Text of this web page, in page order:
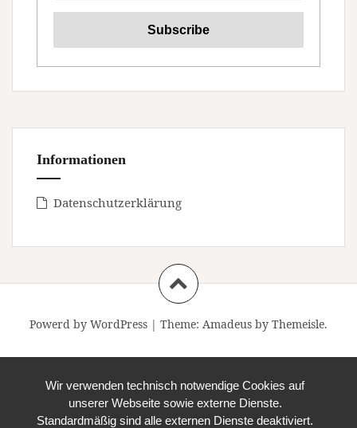
Informationen
Datenschutzerklärung
Powerd by WordPress | Theme: Amadeus by Themeisle.
Wir verwenden technisch notwendige Cookies auf
unserer Webseite sowie externe Dienste.
Standardmäßig sind alle externen Dienste deaktiviert.